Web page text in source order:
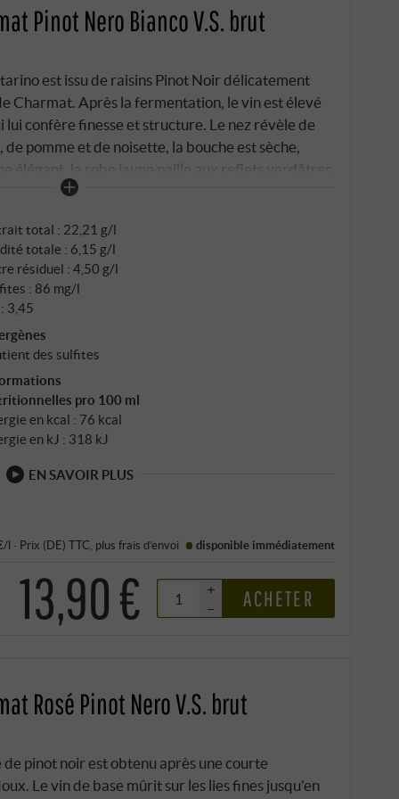
Pinot Nero Bianco V.S. brut
est issu de raisins Pinot Noir délicatement
Charmat. Après la fermentation, le vin est élevé
lui confère finesse et structure. Le nez révèle de
pomme et de noisette, la bouche est sèche,
élégant, la robe jaune paille aux reflets verdâtres
exigeant qui reflète de manière
total : 22,21 g/l
totale : 6,15 g/l
résiduel : 4,50 g/l
: 86 mg/l
3,45
des sulfites
pro 100 ml
en kcal : 76 kcal
en kJ : 318 kJ
EN SAVOIR PLUS
l · Prix (DE) TTC , plus frais d’envoi disponible immédiatement
13,90 €
+
–
ACHETER
Rosé Pinot Nero V.S. brut
pinot noir est obtenu après une courte
Le vin de base mûrit sur les lies fines jusqu'en